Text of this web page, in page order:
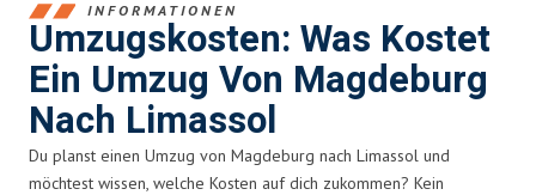
INFORMATIONEN
Umzugskosten: Was Kostet
Ein Umzug Von Magdeburg
Nach Limassol
Du planst einen Umzug von Magdeburg nach Limassol und
möchtest wissen, welche Kosten auf dich zukommen? Kein